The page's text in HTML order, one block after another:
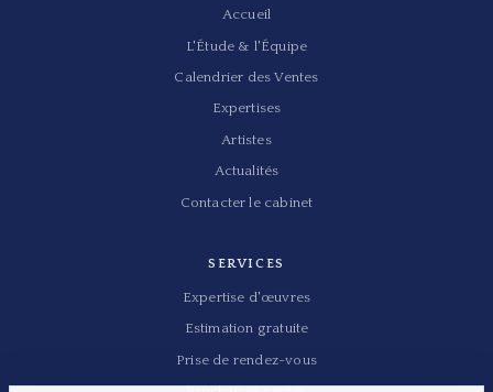
Accueil
L'Étude & l'Équipe
Calendrier des Ventes
Expertises
Artistes
Actualités
Contacter le cabinet
SERVICES
Expertise d'œuvres
Estimation gratuite
Prise de rendez-vous